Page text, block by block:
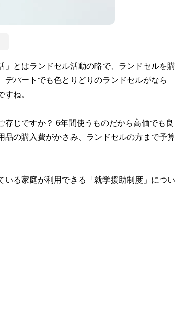
とはランドセル活動の略で、ランドセルを購
デパートでも色とりどりのランドセルがなら
ね。
じですか？ 6年間使うものだから高価でも良
の購入費がかさみ、ランドセルの方まで予算
いる家庭が利用できる「就学援助制度」につい